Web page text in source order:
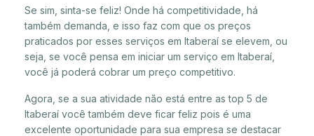
Se sim, sinta-se feliz! Onde há competitividade, há
também demanda, e isso faz com que os preços
praticados por esses serviços em Itaberaí se elevem, ou
seja, se você pensa em iniciar um serviço em Itaberaí,
você já poderá cobrar um preço competitivo.
Agora, se a sua atividade não está entre as top 5 de
Itaberaí você também deve ficar feliz pois é uma
excelente oportunidade para sua empresa se destacar